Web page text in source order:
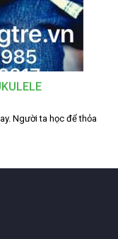
Người ta học để thỏa